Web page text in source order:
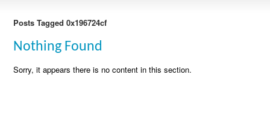
Posts Tagged 0x196724cf
Nothing Found
Sorry, it appears there is no content in this section.